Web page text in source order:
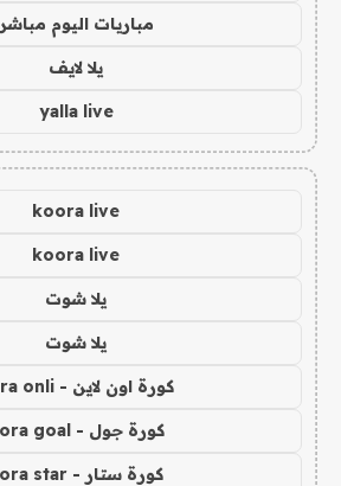
مباريات اليوم مباشر
يلا لايف
yalla live
koora live
koora live
يلا شوت
يلا شوت
كورة اون لاين - kora onli
كورة جول - kora goal
كورة ستار - kora star